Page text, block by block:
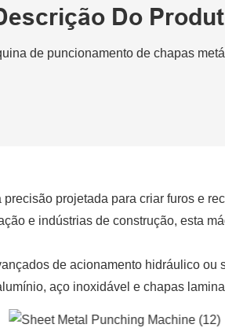
Do
de puncionamento de chapas
projetada para criar furos e
e indústrias de construção, esta
de acionamento hidráulico
aço inoxidável e chapas